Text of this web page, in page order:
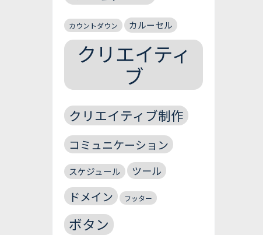
カウントダウン カルーセル
クリエイティ
ブ
クリエイティブ制作
コミュニケーション
スケジュール ツール
ドメイン フッター
ボタン